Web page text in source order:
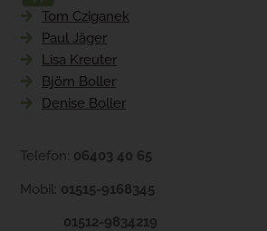
Tom Cziganek
Paul Jäger
Lisa Kreuter
Björn Boller
Denise Boller
Telefon: 06403 40 65
Mobil: 01515-9168345
01512-9834219